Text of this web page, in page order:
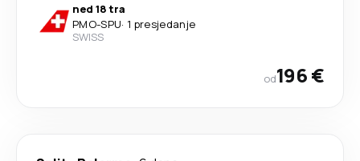
ned 18 tra
PMO-SPU· 1 presjedanje
SWISS
od196 €